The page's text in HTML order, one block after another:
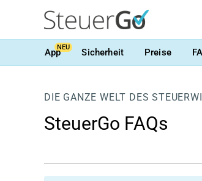
AppNEU Sicherheit Preise
DIE GANZE WELT DES
SteuerGo FAQs